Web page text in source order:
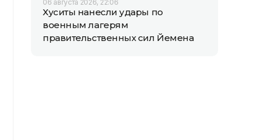
06 августа 2026, 22:06
Хуситы нанесли удары по
военным лагерям
правительственных сил Йемена